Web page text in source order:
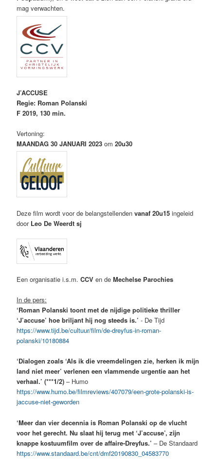
mag verwachten.
J’ACCUSE
Regie: Roman Polanski
F 2019, 130 min.
Vertoning:
MAANDAG 30 JANUARI 2023 om20u30
Deze film wordt voor de belangstellendenvanaf 20u15 ingeleid
door Leo De Weerdt sj
Een organisatie i.s.m. CCVen de Mechelse Parochies
In de pers:
‘Roman Polanski toont met de nijdige politieke thriller
‘J’accuse’ hoe briljant hij nog steeds is.’- De Tijd
https://www.tijd.be/cultuur/film/de-dreyfus-in-roman-
polanski/10180884
‘Dialogen zoals ‘Als ik die vreemdelingen zie, herken ik mijn
land niet meer’ verlenen een vlammende urgentie aan het
verhaal.’ (***1/2) – Humo
https://www.humo.be/filmreviews/407079/een-grote-polanski-is-
jaccuse-niet-geworden
‘Meer dan vier decennia is Roman Polanski op de vlucht
voor het gerecht. Nu slaat hij terug met ‘J’accuse’, zijn
knappe kostuumfilm over de affaire-Dreyfus.’ – De Standaard
https://www.standaard.be/cnt/dmf20190830_04583770